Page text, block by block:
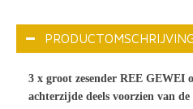
3 x groot zesender REE GEWEI
achterzijde deels voorzien van